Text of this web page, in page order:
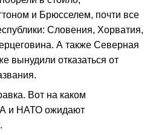
и Брюсселем, почти все
Словения, Хорватия,
А также Северная
вынудили отказаться от
Вот на каком
и НАТО ожидают